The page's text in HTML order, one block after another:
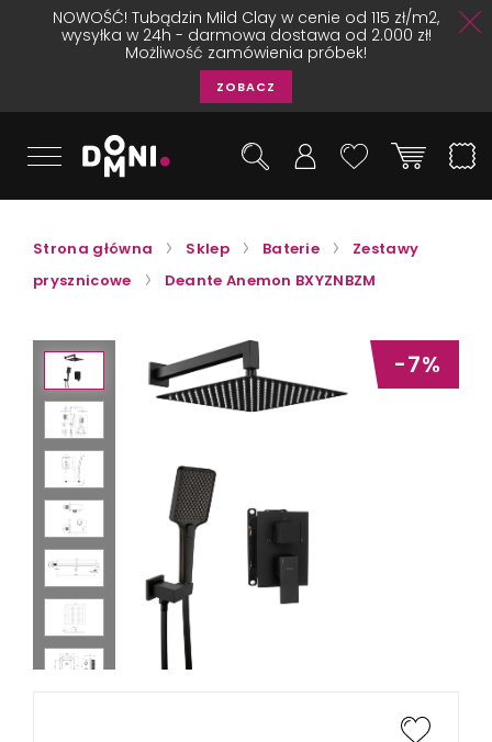
NOWOŚĆ! Tubądzin Mild Clay w cenie od 115 zł/m2,
wysyłka w 24h - darmowa dostawa od 2.000 zł!
Możliwość zamówienia próbek!
ZOBACZ
Strona główna Sklep Baterie
Zestawy
prysznicowe
Deante Anemon BXYZNBZM
-7%